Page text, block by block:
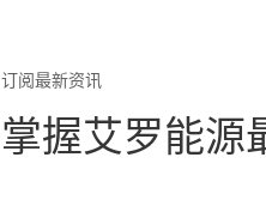
订阅最新资讯
掌握艾罗能源